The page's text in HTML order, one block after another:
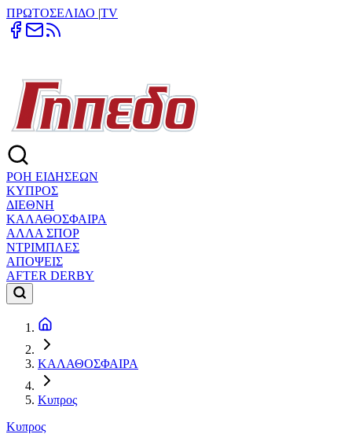
ΠΡΩΤΟΣΕΛΙΔΟ |TV
ΡΟΗ ΕΙΔΗΣΕΩΝ
ΚΥΠΡΟΣ
ΔΙΕΘΝΗ
ΚΑΛΑΘΟΣΦΑΙΡΑ
ΑΛΛΑ ΣΠΟΡ
ΝΤΡΙΜΠΛΕΣ
ΑΠΟΨΕΙΣ
AFTER DERBY
ΚΑΛΑΘΟΣΦΑΙΡΑ
Κυπρος
Κυπρος